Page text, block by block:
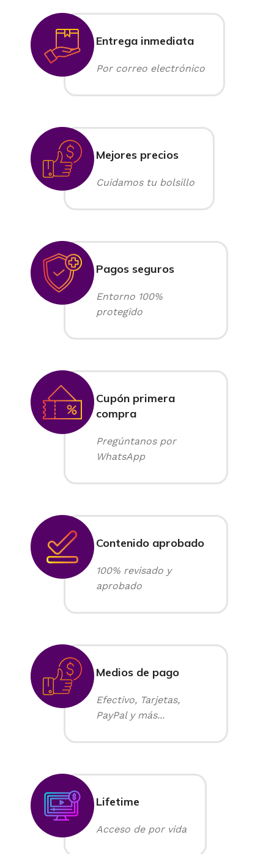
Entrega inmediata
Por correo electrónico
Mejores precios
Cuidamos tu bolsillo
Pagos seguros
Entorno 100%
protegido
Cupón primera
compra
Pregúntanos por
WhatsApp
Contenido aprobado
100% revisado y
aprobado
Medios de pago
Efectivo, Tarjetas,
PayPal y más...
Lifetime
Acceso de por vida